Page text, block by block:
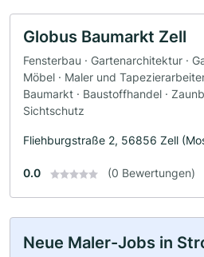
Globus Baumarkt Zell
Fensterbau · Gartenarchitektur ·
Möbel · Maler und
Baumarkt · Baustoffhandel ·
Sichtschutz
Fliehburgstraße 2, 56856 Zell
0.0 (0 Bewertungen)
Neue Maler-Jobs in